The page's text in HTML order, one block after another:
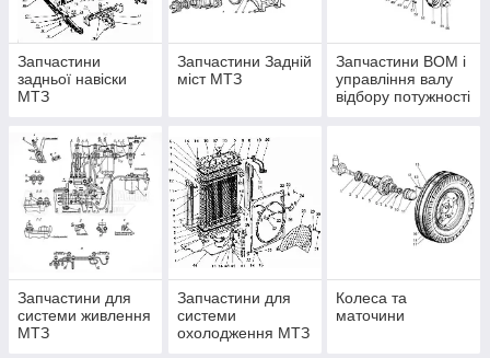
Запчастини
задньої навіски
МТЗ
Запчастини Задній
міст МТЗ
Запчастини ВОМ і
управління валу
відбору потужності
Запчастини для
системи живлення
МТЗ
Запчастини для
системи
охолодження МТЗ
Колеса та
маточини